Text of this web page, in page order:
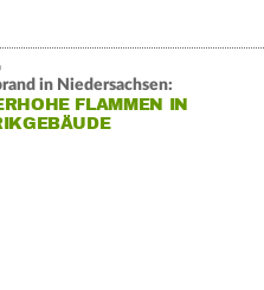
in Niedersachsen:
FLAMMEN IN